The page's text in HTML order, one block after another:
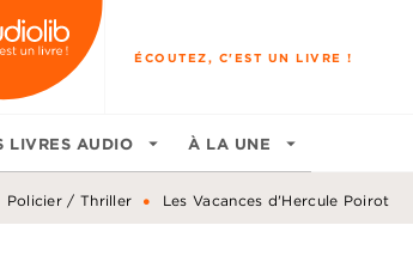
RECHERCHE
ÉCOUTEZ, C'EST UN LIVRE !
LIVRES AUDIO arrow_drop_down À LA UNE arrow_drop_down
Policier / Thriller • Les Vacances d'Hercule Poirot